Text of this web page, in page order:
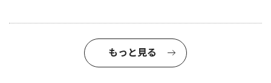
もっと見る